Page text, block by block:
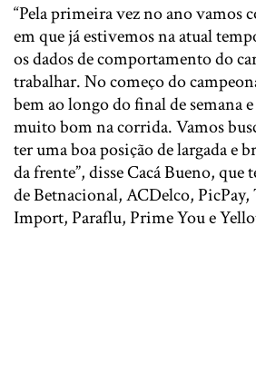
“Pela primeira vez no ano vamos
em que já estivemos na atual
os dados de comportamento do
trabalhar. No começo do
bem ao longo do final de semana
muito bom na corrida. Vamos
ter uma boa posição de largada e
da frente”, disse Cacá Bueno,
de Betnacional, ACDelco,
Import, Paraflu, Prime You e